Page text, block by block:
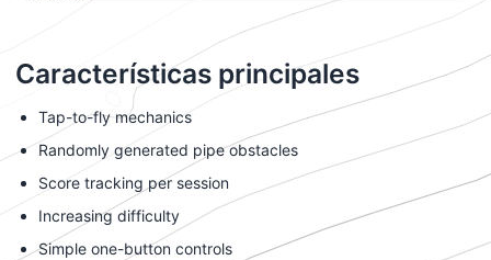
Características principales
Tap-to-fly mechanics
Randomly generated pipe obstacles
Score tracking per session
Increasing difficulty
Simple one-button controls